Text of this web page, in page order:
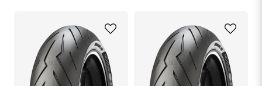
emailMejladress